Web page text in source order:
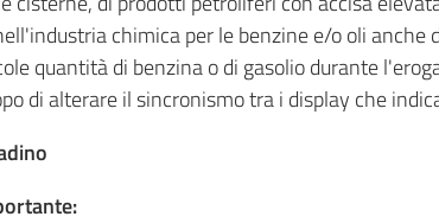
chimica per le benzine e/o oli anche
quantità di benzina o di gasolio durante
di alterare il sincronismo tra i display che